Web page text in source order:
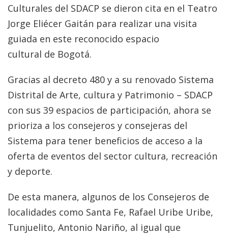
Culturales del SDACP se dieron cita en el Teatro
Jorge Eliécer Gaitán para realizar una visita
guiada en este reconocido espacio
cultural de Bogotá.
Gracias al decreto 480 y a su renovado Sistema
Distrital de Arte, cultura y Patrimonio – SDACP
con sus 39 espacios de participación, ahora se
prioriza a los consejeros y consejeras del
Sistema para tener beneficios de acceso a la
oferta de eventos del sector cultura, recreación
y deporte.
De esta manera, algunos de los Consejeros de
localidades como Santa Fe, Rafael Uribe Uribe,
Tunjuelito, Antonio Nariño, al igual que